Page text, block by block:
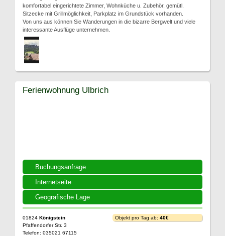
komfortabel eingerichtete Zimmer, Wohnküche u. Zubehör, gemütl.
Sitzecke mit Grillmöglichkeit, Parkplatz im Grundstück vorhanden.
Von uns aus können Sie Wanderungen in die bizarre Bergwelt und viele
interessante Ausflüge unternehmen.
Buchungsanfrage
Internetseite
Geografische Lage
Ferienwohnung Ulbrich
01824 Königstein
Pfaffendorfer Str. 3
Telefon: 035021 67115
Objekt pro Tag ab: 40€